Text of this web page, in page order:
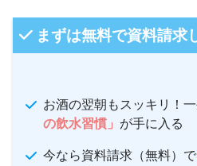
まずは無料で資料請求
お酒の翌朝もスッキリ！
の飲水習慣」 が手に入る
今なら資料請求（無料）で